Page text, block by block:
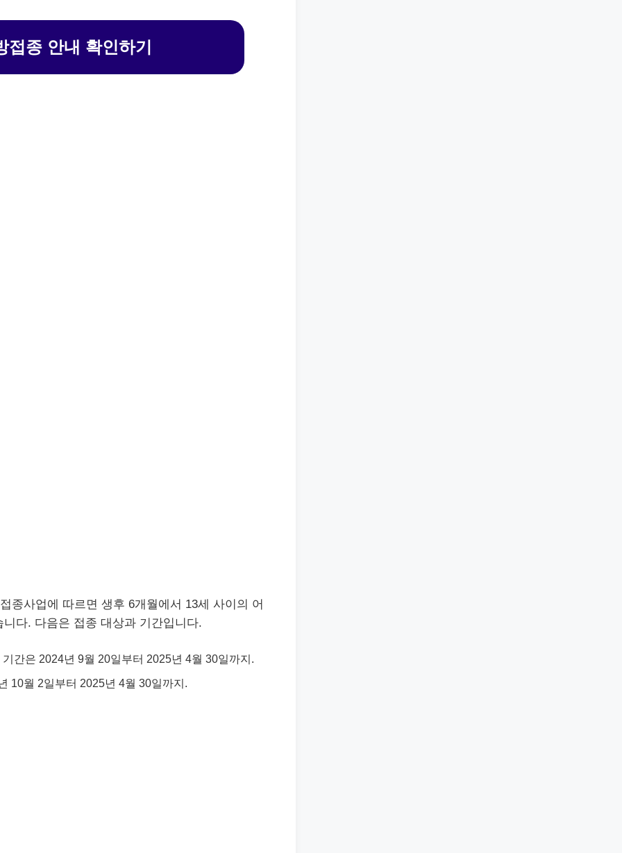
종 안내 확인하기
종사업에 따르면 생후 6개월에서 13세 사이의 어
다. 다음은 접종 대상과 기간입니다.
간은 2024년 9월 20일부터 2025년 4월 30일까지.
10월 2일부터 2025년 4월 30일까지.